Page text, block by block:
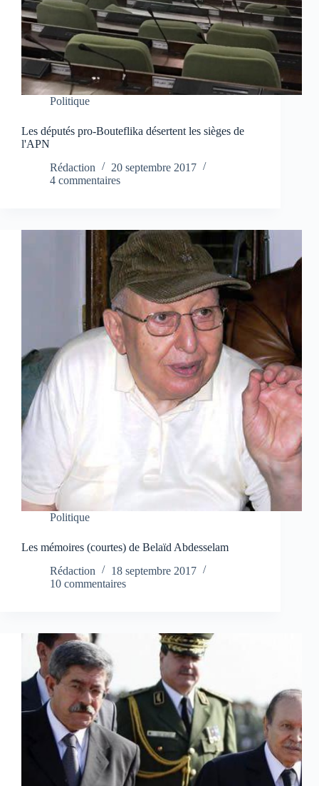
Politique
Les députés pro-Bouteflika désertent les sièges de
l'APN
Rédaction
20 septembre 2017
4 commentaires
Politique
Les mémoires (courtes) de Belaïd Abdesselam
Rédaction
18 septembre 2017
10 commentaires